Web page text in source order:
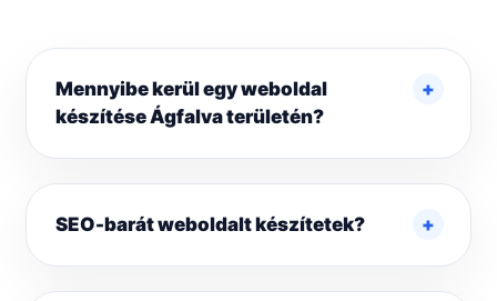
Mennyibe kerül egy weboldal
készítése Ágfalva területén?
SEO-barát weboldalt készítetek?